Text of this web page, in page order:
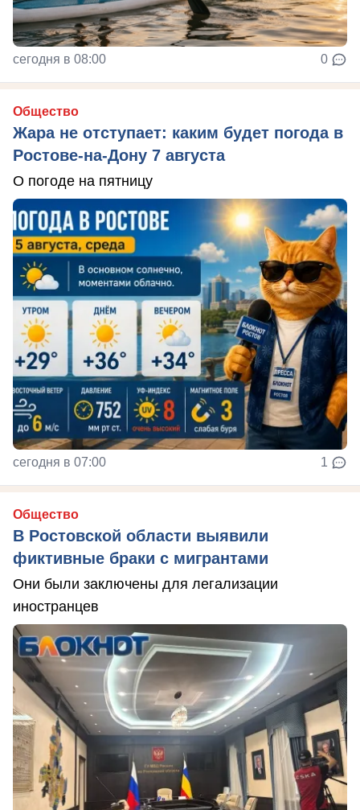
сегодня в 08:00 0
Общество
Жара не отступает: каким будет погода в
Ростове-на-Дону 7 августа
О погоде на пятницу
сегодня в 07:00 1
Общество
В Ростовской области выявили
фиктивные браки с мигрантами
Они были заключены для легализации
иностранцев